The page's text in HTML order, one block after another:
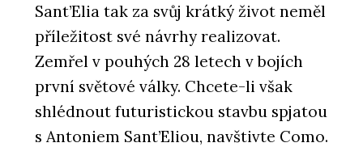
Sant’Elia tak za svůj krátký život neměl
příležitost své návrhy realizovat.
Zemřel v pouhých 28 letech v bojích
první světové války. Chcete-li však
shlédnout futuristickou stavbu spjatou
s Antoniem Sant’Eliou, navštivte Como.